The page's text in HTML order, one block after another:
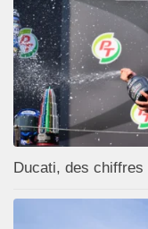
Ducati, des